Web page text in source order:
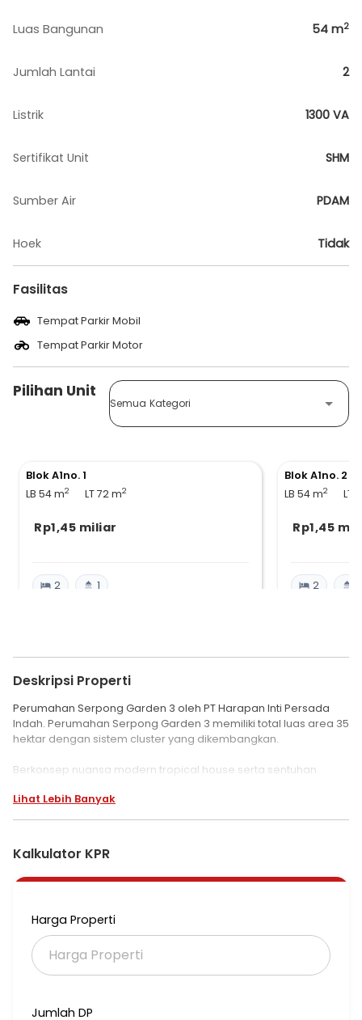
Luas Bangunan 54 m2
Jumlah Lantai 2
Listrik 1300 VA
Sertifikat Unit SHM
Sumber Air PDAM
Hoek Tidak
Fasilitas
Tempat Parkir Mobil
Tempat Parkir Motor
Pilihan Unit
Semua Kategori
Blok A1no. 1
LB 54m2 LT 72m2
Rp1,45 miliar
2 1
Blok A1no. 2
LB 54m2 LT
Rp1,45
2
Deskripsi Properti
Perumahan Serpong Garden 3 oleh PT Harapan Inti Persada
Indah. Perumahan Serpong Garden 3 memiliki total luas area 35
hektar dengan sistem cluster yang dikembangkan.
Berkonsep nuansa modern tropical house serta sentuhan
dan mewah bagi setiap penghuninya. Disertai penghijauan
Fasilitas di Perumahan Serpong Garden 3
Terdapat juga sederet fasilitas yang siap membuatmu makin
nyaman selama menetap di perumahan baru di Tangerang ini,
• One Gate System
• Basketball Court
• Clubhouse
• Playground
Unit Rumah
Lihat Lebih Banyak
Kalkulator KPR
Harga Properti
Jumlah DP